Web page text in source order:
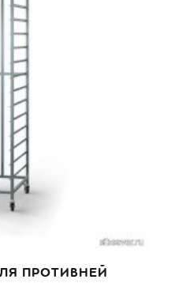
ПРОТИВНЕЙ